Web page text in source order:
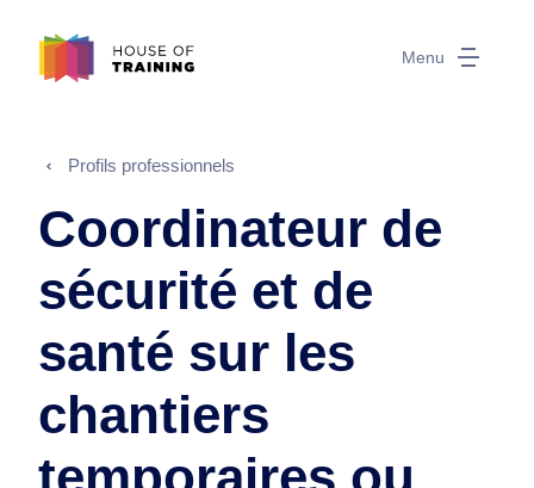
Menu
Profils professionnels
Coordinateur de
sécurité et de
santé sur les
chantiers